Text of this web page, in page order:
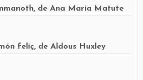
de Ana Maria Matute
feliç, de Aldous Huxley